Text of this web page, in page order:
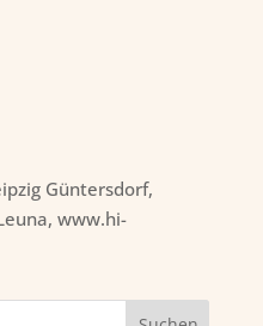
Güntersdorf,
www.hi-